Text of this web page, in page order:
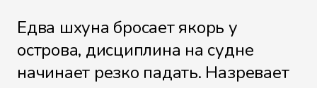
Едва шхуна бросает якорь у
острова, дисциплина на судне
начинает резко падать. Назревает